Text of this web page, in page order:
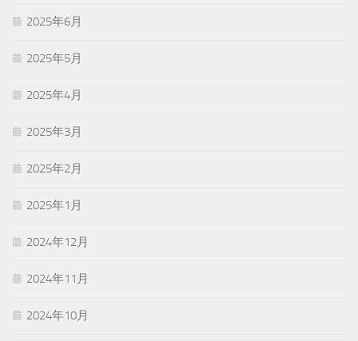
2025年6月
2025年5月
2025年4月
2025年3月
2025年2月
2025年1月
2024年12月
2024年11月
2024年10月